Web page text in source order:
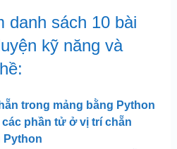
sách 10 bài
kỹ năng và
trong mảng bằng Python
các phần tử ở vị trí chẵn
Python